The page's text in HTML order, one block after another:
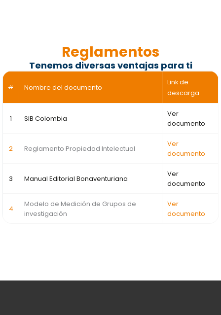
Reglamentos
Tenemos diversas ventajas para ti
# Nombre del documento
Link de
descarga
1 SIB Colombia
Ver
documento
2 Reglamento Propiedad Intelectual
Ver
documento
3 Manual Editorial Bonaventuriana
Ver
documento
4
Modelo de Medición de Grupos de
investigación
Ver
documento